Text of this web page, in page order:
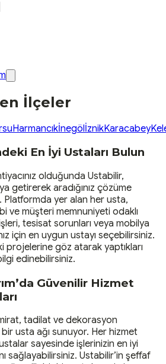
İlçeler
HarmancıkİnegölİznikKaracabey
En İyi Ustaları Bulun
olduğunda Ustabilir,
getirerek aradığınız çözüme
Platformda yer alan her usta,
ve müşteri memnuniyeti odaklı
tesisat sorunları veya mobilya
için en uygun ustayı seçebilirsiniz.
projelerine göz atarak yaptıkları
edinebilirsiniz.
Güvenilir Hizmet
tadilat ve dekorasyon
bir usta ağı sunuyor. Her hizmet
sayesinde işlerinizin en iyi
sağlayabilirsiniz. Ustabilir’in şeffaf